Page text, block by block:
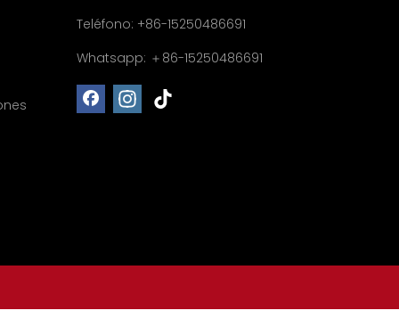
Teléfono: +86-15250486691
Whatsapp: ＋86-15250486691